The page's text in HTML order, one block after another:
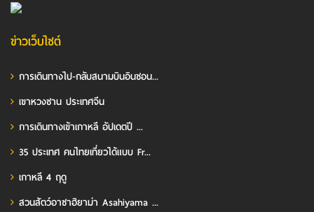
ข่าวเว็บไซต์
การเดินทางไป-กลับสนามบินอินชอน...
เขาหวงซาน ประเทศจีน
การเดินทางเข้าเกาหลี อัปเดตปี ...
35 ประเทศ คนไทยเที่ยวได้แบบ Fr...
เกาหลี 4 ฤดู
สวนสัตว์อาซาฮิยาม่า Asahiyama ...